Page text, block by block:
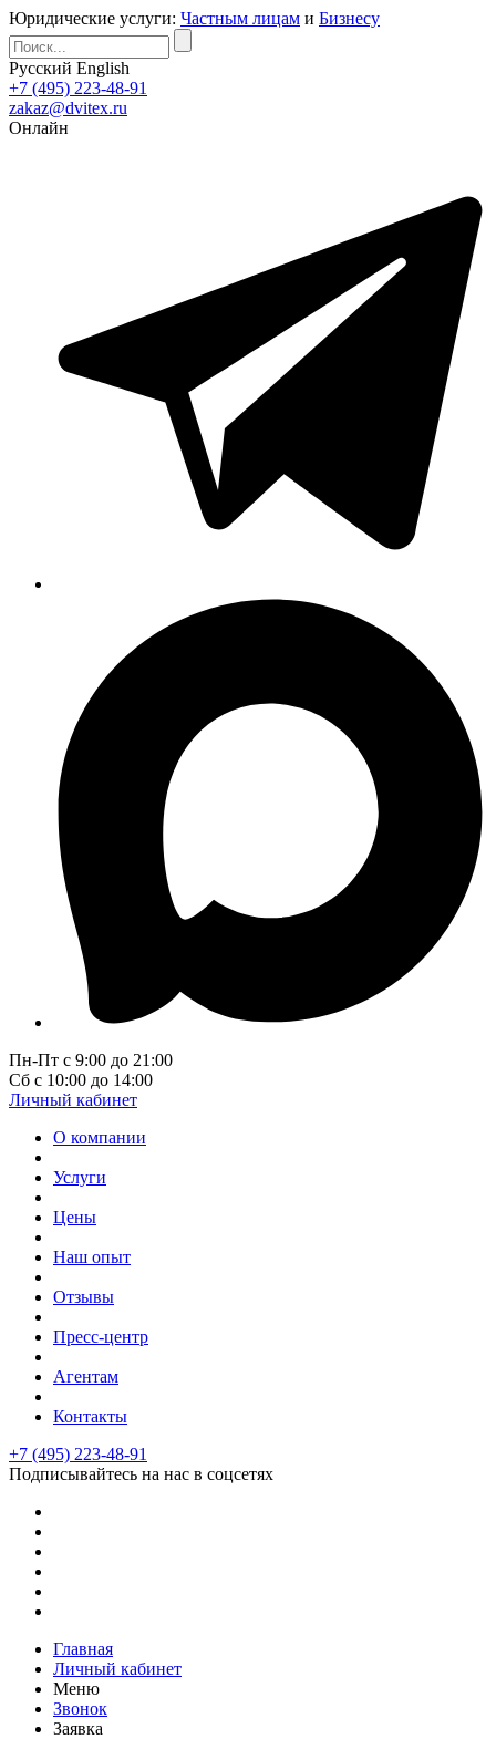
Юридические услуги: Частным лицам и Бизнесу
Русский English
+7 (495) 223-48-91
zakaz@dvitex.ru
Онлайн
Пн-Пт с 9:00 до 21:00
Сб с 10:00 до 14:00
Личный кабинет
О компании
Услуги
Цены
Наш опыт
Отзывы
Пресс-центр
Агентам
Контакты
+7 (495) 223-48-91
Подписывайтесь на нас в соцсетях
Главная
Личный кабинет
Меню
Звонок
Заявка